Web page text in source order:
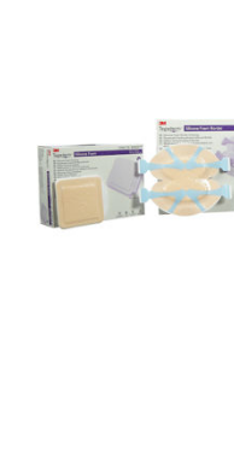
Innovatiivinen
haihduttaa kosteutta
paranemiselle